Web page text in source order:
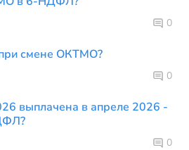
0
смене ОКТМО?
0
выплачена в апреле 2026 -
0